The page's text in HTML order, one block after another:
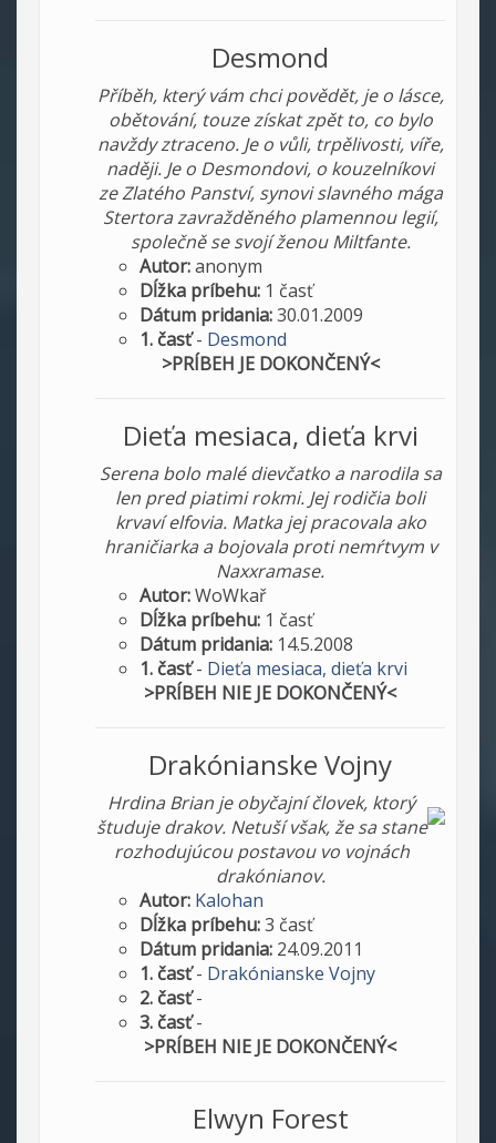
Desmond
Příběh, který vám chci povědět, je o lásce,
obětování, touze získat zpět to, co bylo
navždy ztraceno. Je o vůli, trpělivosti, víře,
naději. Je o Desmondovi, o kouzelníkovi
ze Zlatého Panství, synovi slavného mága
Stertora zavražděného plamennou legií,
společně se svojí ženou Miltfante.
Autor:anonym
Dĺžka príbehu: 1 časť
Dátum pridania:30.01.2009
1. časť- Desmond
>PRÍBEH JE DOKONČENÝ<
Dieťa mesiaca, dieťa krvi
Serena bolo malé dievčatko a narodila sa
len pred piatimi rokmi. Jej rodičia boli
krvaví elfovia. Matka jej pracovala ako
hraničiarka a bojovala proti nemŕtvym v
Naxxramase.
Autor:WoWkař
Dĺžka príbehu: 1 časť
Dátum pridania: 14.5.2008
1. časť- Dieťa mesiaca, dieťa krvi
>PRÍBEH NIE JE DOKONČENÝ<
Drakónianske Vojny
Hrdina Brian je obyčajní človek, ktorý
študuje drakov. Netuší však, že sa stane
rozhodujúcou postavou vo vojnách
drakónianov.
Autor: Kalohan
Dĺžka príbehu:3 časť
Dátum pridania: 24.09.2011
1. časť- Drakónianske Vojny
2. časť-
3. časť-
>PRÍBEH NIE JE DOKONČENÝ<
Elwyn Forest